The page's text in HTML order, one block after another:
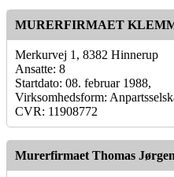
MURERFIRMAET
Merkurvej 1, 8382 Hinnerup
Ansatte: 8
Startdato: 08. februar 1988,
Virksomhedsform:
CVR: 11908772
Murerfirmaet Thomas